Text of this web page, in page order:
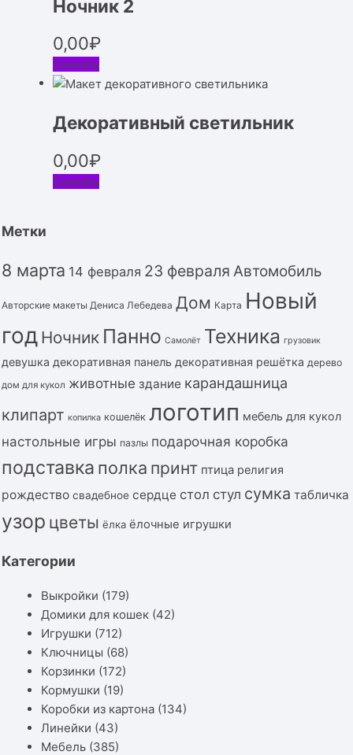
Ночник 2
0,00₽
Скачать
Декоративный светильник
0,00₽
Скачать
Метки
8 марта 14 февраля 23 февраля Автомобиль
Авторские макеты Дениса Лебедева Дом Карта Новый
год Ночник Панно Самолёт Техника грузовик
девушка декоративная панель декоративная решётка дерево
дом для кукол животные здание карандашница
клипарт копилка кошелёк логотип мебель для кукол
настольные игры пазлы подарочная коробка
подставка полка принт птица религия
рождество свадебное сердце стол стул сумка табличка
узор цветы ёлка ёлочные игрушки
Категории
Выкройки (179)
Домики для кошек (42)
Игрушки (712)
Ключницы (68)
Корзинки (172)
Кормушки (19)
Коробки из картона (134)
Линейки (43)
Мебель (385)